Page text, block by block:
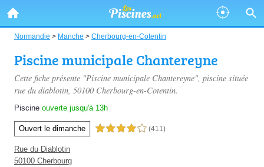
Normandie > Manche > Cherbourg-en-Cotentin
Piscine municipale Chantereyne
Cette fiche présente "Piscine municipale Chantereyne", piscine située
rue du diablotin, 50100 Cherbourg-en-Cotentin.
Piscine ouverte jusqu'à 13h
Ouvert le dimanche 4,0 étoiles sur 5 (411)
Rue du Diablotin
50100 Cherbourg